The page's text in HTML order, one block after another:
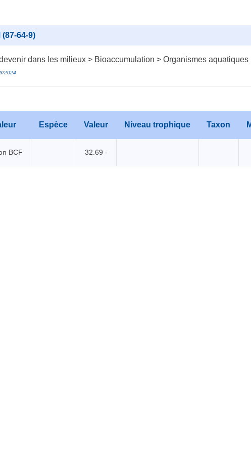
64-9)
dans les milieux > Bioaccumulation > Organismes aquatiques
2024
Espèce Valeur Niveau trophique Taxon
BCF 32.69 -